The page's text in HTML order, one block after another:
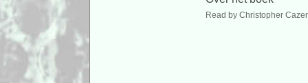
Read by Christopher